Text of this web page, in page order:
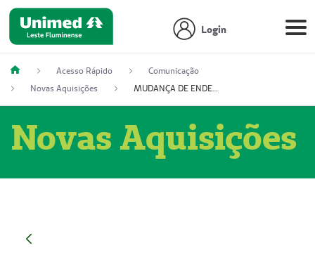
Login
Acesso Rápido
Comunicação
Novas Aquisições
MUDANÇA DE ENDEREÇO - DIAGITAB SERVIÇOS MÉDICOS LTDA (54003267-5)
Novas Aquisições